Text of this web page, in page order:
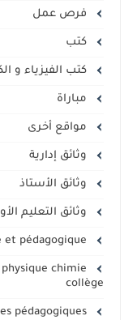
فرص عمل
كتب
كتب الفيزياء و
مباراة
مواقع أخرى
وثائق إدارية
وثائق الأستاذ
وثائق التعليم
chimie
collège
Fiches pédagogiques